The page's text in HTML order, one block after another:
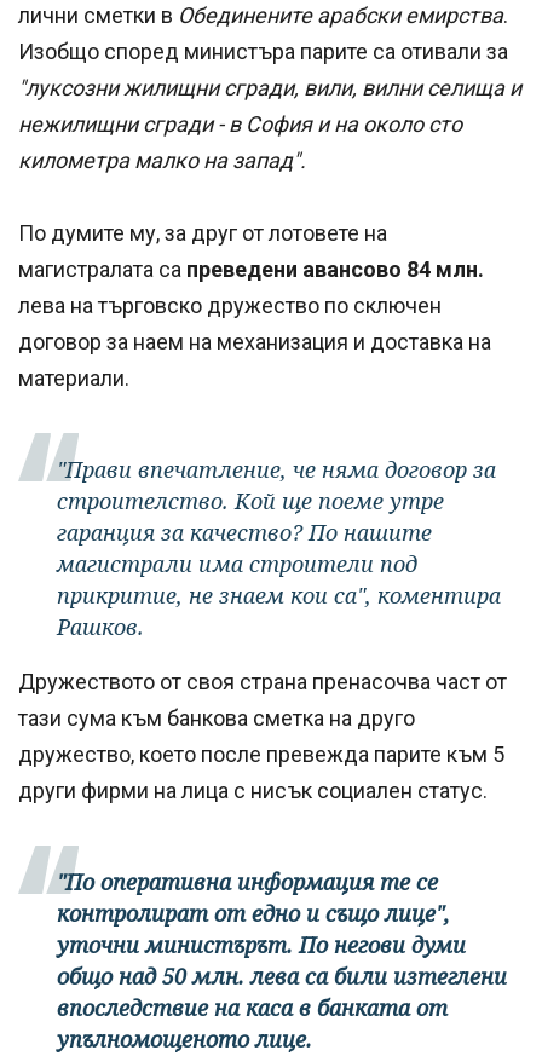
лични сметки в Обединените арабски емирства.
Изобщо според министъра парите са отивали за
"луксозни жилищни сгради, вили, вилни селища и
нежилищни сгради - в София и на около сто
километра малко на запад".
По думите му, за друг от лотовете на
магистралата са преведени авансово 84 млн.
лева на търговско дружество по сключен
договор за наем на механизация и доставка на
материали.
"Прави впечатление, че няма договор за
строителство. Кой ще поеме утре
гаранция за качество? По нашите
магистрали има строители под
прикритие, не знаем кои са", коментира
Рашков.
Дружеството от своя страна пренасочва част от
тази сума към банкова сметка на друго
дружество, което после превежда парите към 5
други фирми на лица с нисък социален статус.
"По оперативна информация те се
контролират от едно и също лице",
уточни министърът. По негови думи
общо над 50 млн. лева са били изтеглени
впоследствие на каса в банката от
упълномощеното лице.